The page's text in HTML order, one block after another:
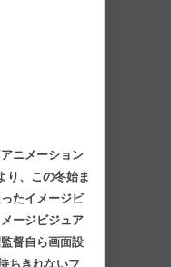
ニメーション
り、この冬始ま
たイメージビ
ージビジュア
督自ら画面設
ちきれないフ